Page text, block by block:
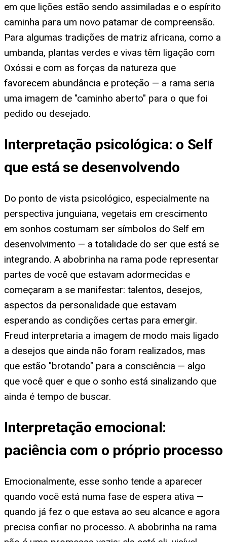
em que lições estão sendo assimiladas e o espírito
caminha para um novo patamar de compreensão.
Para algumas tradições de matriz africana, como a
umbanda, plantas verdes e vivas têm ligação com
Oxóssi e com as forças da natureza que
favorecem abundância e proteção — a rama seria
uma imagem de "caminho aberto" para o que foi
pedido ou desejado.
Interpretação psicológica: o Self
que está se desenvolvendo
Do ponto de vista psicológico, especialmente na
perspectiva junguiana, vegetais em crescimento
em sonhos costumam ser símbolos do Self em
desenvolvimento — a totalidade do ser que está se
integrando. A abobrinha na rama pode representar
partes de você que estavam adormecidas e
começaram a se manifestar: talentos, desejos,
aspectos da personalidade que estavam
esperando as condições certas para emergir.
Freud interpretaria a imagem de modo mais ligado
a desejos que ainda não foram realizados, mas
que estão "brotando" para a consciência — algo
que você quer e que o sonho está sinalizando que
ainda é tempo de buscar.
Interpretação emocional:
paciência com o próprio processo
Emocionalmente, esse sonho tende a aparecer
quando você está numa fase de espera ativa —
quando já fez o que estava ao seu alcance e agora
precisa confiar no processo. A abobrinha na rama